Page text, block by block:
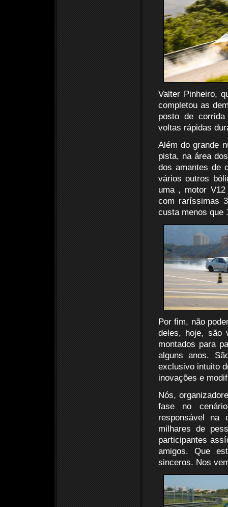
Valter Pinheiro,
completou as
posto de
voltas rápidas
Além do grande
pista, na área
dos amantes de
vários outros
uma , motor
com raríssimas
custa menos que
Por fim, não
deles, hoje, são
montados para
alguns anos.
exclusivo intuito
inovações e
Nós,
fase no
responsável na
milhares de
participantes
amigos. Que
sinceros. Nos